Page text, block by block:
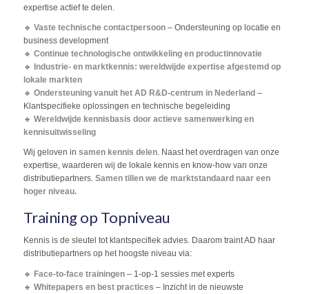
expertise actief te delen.
🔹 Vaste technische contactpersoon– Ondersteuning op locatie en
business development
🔹 Continue technologische ontwikkeling en productinnovatie
🔹
Industrie- en marktkennis: wereldwijde expertise afgestemd op
lokale markten
🔹 Ondersteuning vanuit het AD R&D-centrum in Nederland –
Klantspecifieke oplossingen en technische begeleiding
🔹 Wereldwijde kennisbasis door actieve samenwerking en
kennisuitwisseling
Wij geloven in samen kennis delen. Naast het overdragen van onze
expertise, waarderen wij de lokale kennis en know-how van onze
distributiepartners. Samen tillen we de marktstandaard naar een
hoger niveau.
Training op Topniveau
Kennis is de sleutel tot klantspecifiek advies. Daarom traint AD haar
distributiepartners op het hoogste niveau via:
🔹 Face-to-face trainingen– 1-op-1 sessies met experts
🔹 Whitepapers en best practices – Inzicht in de nieuwste